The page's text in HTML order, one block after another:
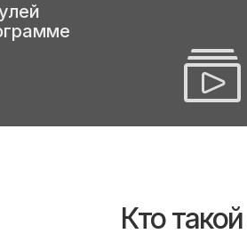
Кто